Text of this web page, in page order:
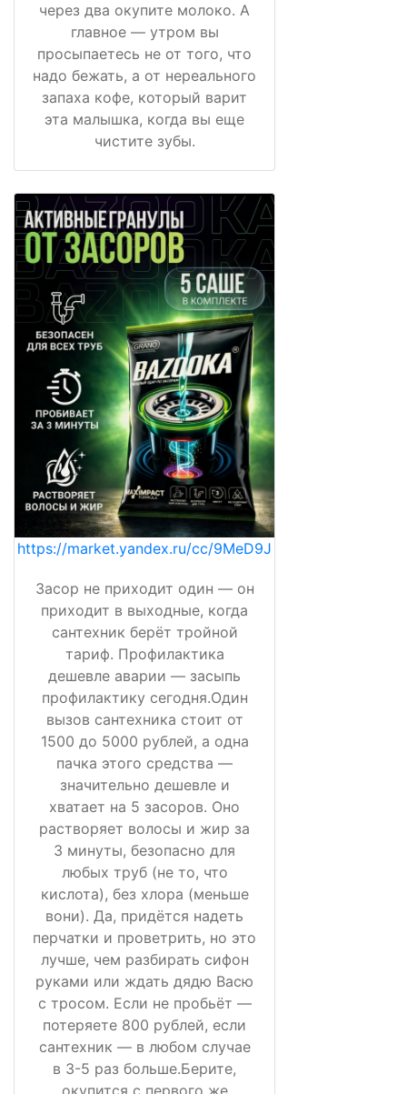
через два окупите молоко. А
главное — утром вы
просыпаетесь не от того, что
надо бежать, а от нереального
запаха кофе, который варит
эта малышка, когда вы еще
чистите зубы.
https://market.yandex.ru/cc/9MeD9J
Засор не приходит один — он
приходит в выходные, когда
сантехник берёт тройной
тариф. Профилактика
дешевле аварии — засыпь
профилактику сегодня.Один
вызов сантехника стоит от
1500 до 5000 рублей, а одна
пачка этого средства —
значительно дешевле и
хватает на 5 засоров. Оно
растворяет волосы и жир за
3 минуты, безопасно для
любых труб (не то, что
кислота), без хлора (меньше
вони). Да, придётся надеть
перчатки и проветрить, но это
лучше, чем разбирать сифон
руками или ждать дядю Васю
с тросом. Если не пробьёт —
потеряете 800 рублей, если
сантехник — в любом случае
в 3-5 раз больше.Берите,